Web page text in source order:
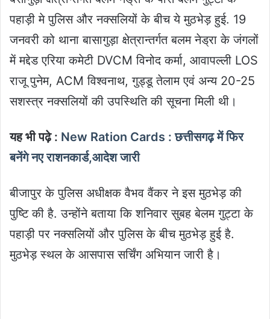
पहाड़ी मे पुलिस और नक्सलियों के बीच ये मुठभेड़ हुई. 19
जनवरी को थाना बासागुड़ा क्षेत्रान्तर्गत बलम नेड्रा के जंगलों
में मद्देड एरिया कमेटी DVCM विनोद कर्मा, आवापल्ली LOS
राजू पुनेम, ACM विश्वनाथ, गुड्डू तेलाम एवं अन्य 20-25
सशस्त्र नक्सलियों की उपस्थिति की सूचना मिली थी।
यह भी पढ़े : New Ration Cards : छत्तीसगढ़ में फिर
बनेंगे नए राशनकार्ड,आदेश जारी
बीजापुर के पुलिस अधीक्षक वैभव वैंकर ने इस मुठभेड़ की
पुष्टि की है. उन्होंने बताया कि शनिवार सुबह बेलम गुट्टा के
पहाड़ी पर नक्सलियों और पुलिस के बीच मुठभेड़ हुई है.
मुठभेड़ स्थल के आसपास सर्चिंग अभियान जारी है।